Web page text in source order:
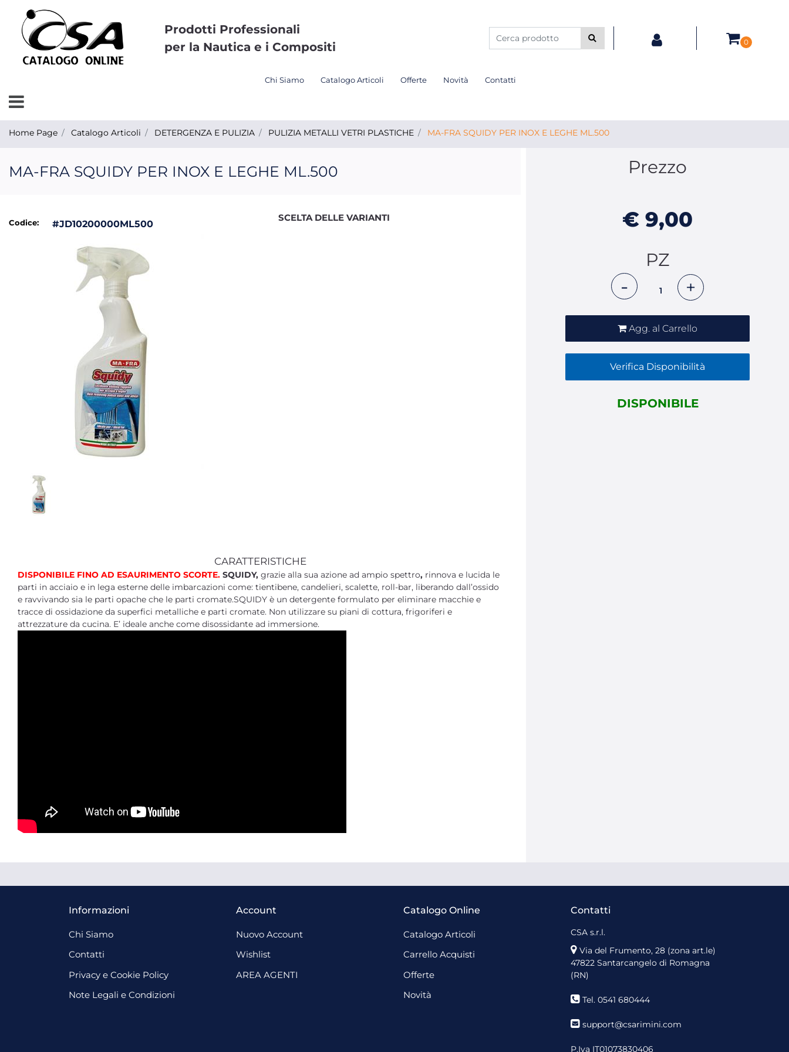
Prodotti Professionali
per la Nautica e i Compositi
0
Chi Siamo Catalogo Articoli Offerte Novità Contatti
Open menu
Home Page Catalogo Articoli DETERGENZA E PULIZIA PULIZIA METALLI VETRI PLASTICHE MA-FRA SQUIDY PER INOX E LEGHE ML.500
MA-FRA SQUIDY PER INOX E LEGHE ML.500
Codice: #JD10200000ML500
SCELTA DELLE VARIANTI
CARATTERISTICHE
DISPONIBILE FINO AD ESAURIMENTO SCORTE. SQUIDY, grazie alla sua azione ad ampio spettro, rinnova e lucida le
parti in acciaio e in lega esterne delle imbarcazioni come: tientibene, candelieri, scalette, roll-bar, liberando dall’ossido
e ravvivando sia le parti opache che le parti cromate.SQUIDY è un detergente formulato per eliminare macchie e
tracce di ossidazione da superfici metalliche e parti cromate. Non utilizzare su piani di cottura, frigoriferi e
attrezzature da cucina. E’ ideale anche come disossidante ad immersione.
Prezzo
€ 9,00
PZ
Quantità
Agg. al Carrello
Verifica Disponibilità
DISPONIBILE
Informazioni
Chi Siamo
Contatti
Privacy e Cookie Policy
Note Legali e Condizioni
Account
Nuovo Account
Wishlist
AREA AGENTI
Catalogo Online
Catalogo Articoli
Carrello Acquisti
Offerte
Novità
Contatti
CSA s.r.l.
Via del Frumento, 28 (zona art.le)
47822 Santarcangelo di Romagna
(RN)
Tel. 0541 680444
support@csarimini.com
P.Iva IT01073830406